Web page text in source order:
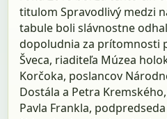
titulom Spravodlivý medzi
tabule boli slávnostne
dopoludnia za prítomnosti
Šveca, riaditeľa Múzea
Korčoka, poslancov
Dostála a Petra
Pavla Frankla,